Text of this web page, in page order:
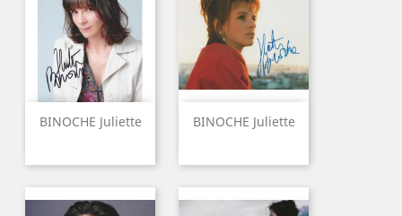
BINOCHE Juliette BINOCHE Juliette